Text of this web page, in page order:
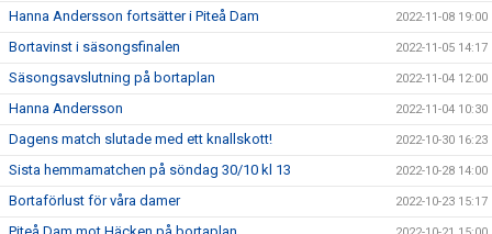
Hanna Andersson fortsätter i Piteå Dam 2022-11-08 19:00
Bortavinst i säsongsfinalen 2022-11-05 14:17
Säsongsavslutning på bortaplan 2022-11-04 12:00
Hanna Andersson 2022-11-04 10:30
Dagens match slutade med ett knallskott! 2022-10-30 16:23
Sista hemmamatchen på söndag 30/10 kl 13 2022-10-28 14:00
Bortaförlust för våra damer 2022-10-23 15:17